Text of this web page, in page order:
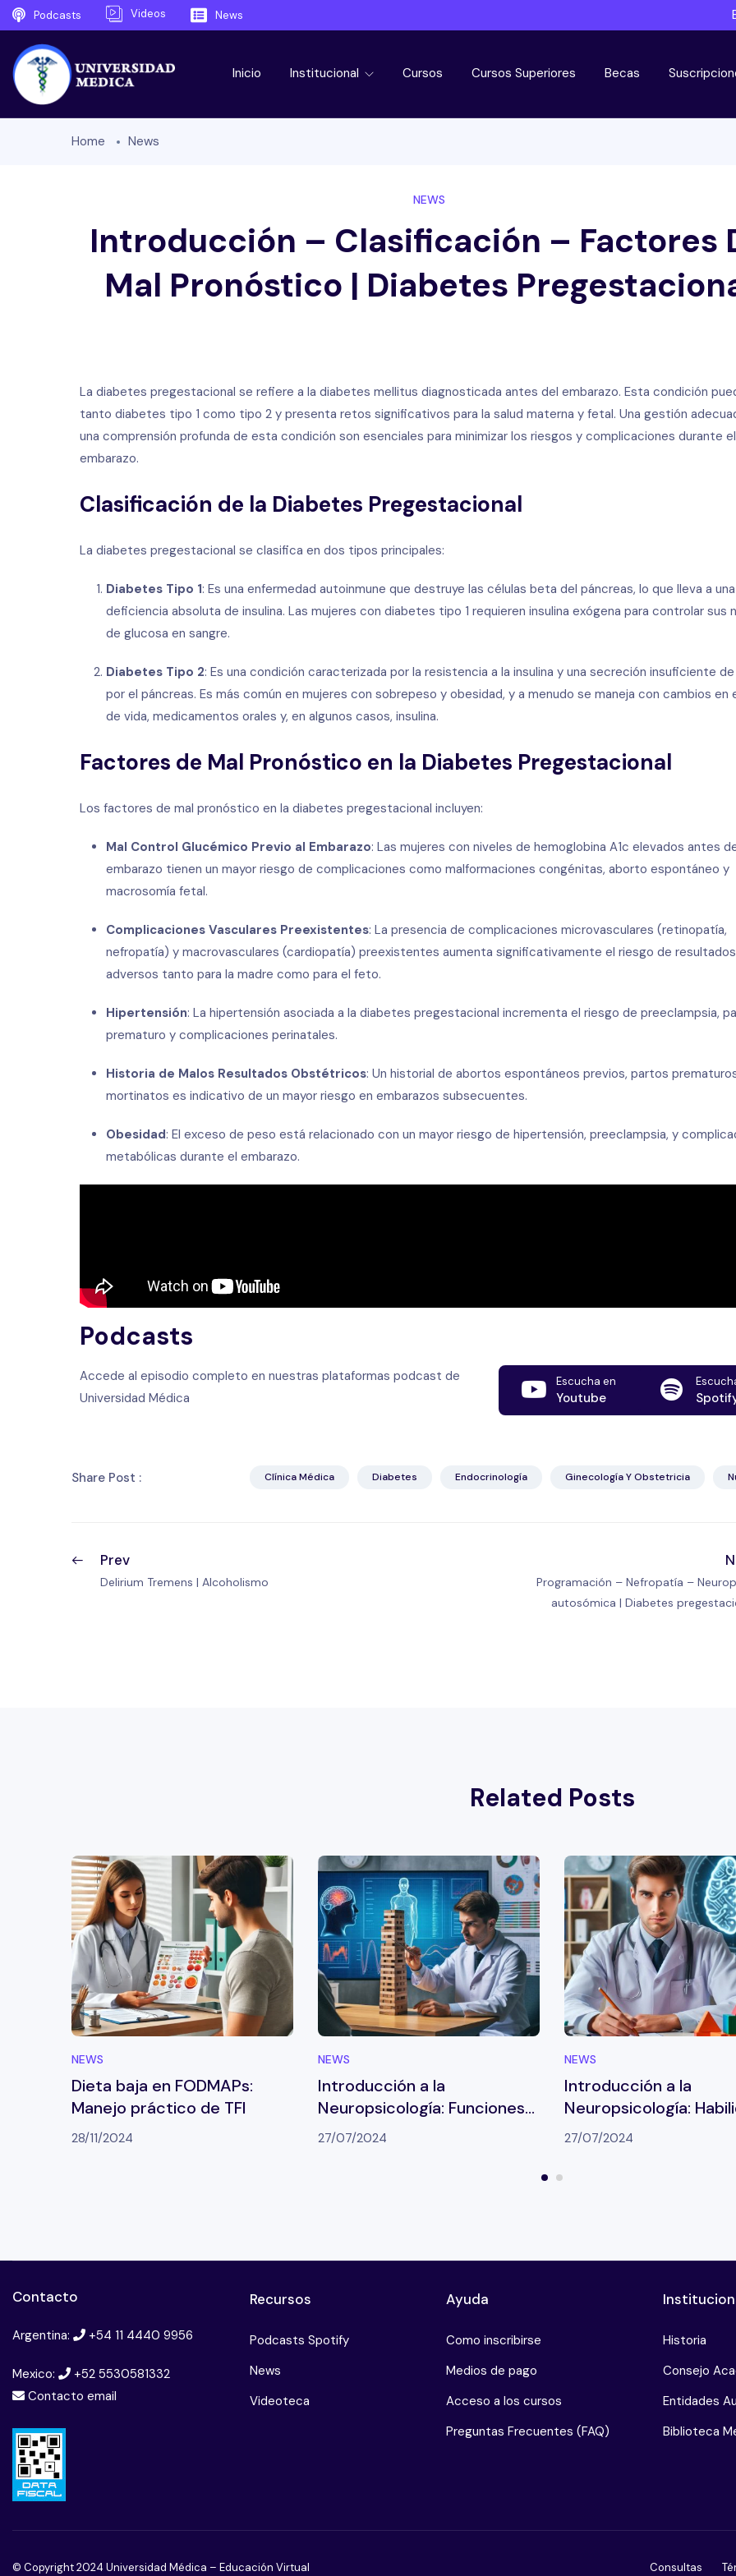
Podcasts Videos News
Inicio Institucional Cursos Cursos Superiores Becas
Home News
NEWS
Introducción – Clasificación – Factores
Mal Pronóstico | Diabetes
La diabetes pregestacional se refiere a la diabetes mellitus diagnosticada antes del embarazo. Esta condición
tanto diabetes tipo 1 como tipo 2 y presenta retos significativos para la salud materna y fetal. Una gestión
una comprensión profunda de esta condición son esenciales para minimizar los riesgos y complicaciones durante el
embarazo.
Clasificación de la Diabetes Pregestacional
La diabetes pregestacional se clasifica en dos tipos principales:
Diabetes Tipo 1: Es una enfermedad autoinmune que destruye las células beta del páncreas, lo que lleva a una
deficiencia absoluta de insulina. Las mujeres con diabetes tipo 1 requieren insulina exógena para controlar sus
de glucosa en sangre.
Diabetes Tipo 2: Es una condición caracterizada por la resistencia a la insulina y una secreción insuficiente de
por el páncreas. Es más común en mujeres con sobrepeso y obesidad, y a menudo se maneja con cambios en
de vida, medicamentos orales y, en algunos casos, insulina.
Factores de Mal Pronóstico en la Diabetes Pregestacional
Los factores de mal pronóstico en la diabetes pregestacional incluyen:
Mal Control Glucémico Previo al Embarazo: Las mujeres con niveles de hemoglobina A1c elevados antes
embarazo tienen un mayor riesgo de complicaciones como malformaciones congénitas, aborto espontáneo y
macrosomía fetal.
Complicaciones Vasculares Preexistentes: La presencia de complicaciones microvasculares (retinopatía,
nefropatía) y macrovasculares (cardiopatía) preexistentes aumenta significativamente el riesgo de resultados
adversos tanto para la madre como para el feto.
Hipertensión: La hipertensión asociada a la diabetes pregestacional incrementa el riesgo de preeclampsia,
prematuro y complicaciones perinatales.
Historia de Malos Resultados Obstétricos: Un historial de abortos espontáneos previos, partos
mortinatos es indicativo de un mayor riesgo en embarazos subsecuentes.
Obesidad: El exceso de peso está relacionado con un mayor riesgo de hipertensión, preeclampsia, y
metabólicas durante el embarazo.
Podcasts
Accede al episodio completo en nuestras plataformas podcast de
Universidad Médica
Escucha en
Youtube
Share Post : Clínica Médica Diabetes Endocrinología Ginecología Y Obstetricia
Prev
Delirium Tremens | Alcoholismo
Programación – Nefropatía –
autosómica | Diabetes
Related Posts
NEWS
Dieta baja en FODMAPs:
Manejo práctico de TFI
28/11/2024
NEWS
Introducción a la
Neuropsicología: Funciones
ejecutivas
27/07/2024
NEWS
Introducción a la
Neuropsicología:
viso-perceptivas y
27/07/2024
Contacto
Argentina: +54 11 4440 9956
Mexico:
+52 5530581332
Contacto email
Recursos
Podcasts Spotify
News
Videoteca
Ayuda
Como inscribirse
Medios de pago
Acceso a los cursos
Preguntas Frecuentes (FAQ)
Historia
Consejo
Entidades
Biblioteca
© Copyright 2024 Universidad Médica – Educación Virtual Consultas